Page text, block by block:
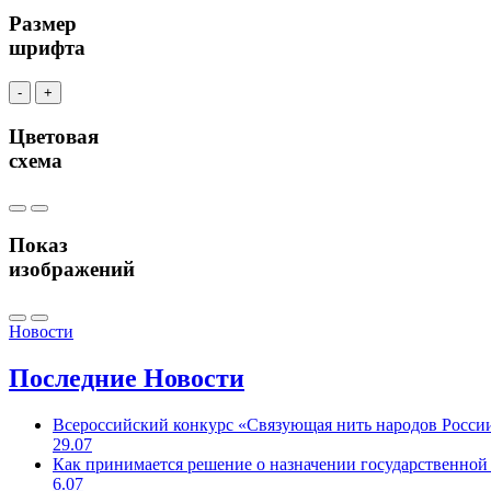
Размер
шрифта
- +
Цветовая
схема
Показ
изображений
Новости
Последние Новости
Всероссийский конкурс «Связующая нить народов
29.07
Как принимается решение о назначении
6.07